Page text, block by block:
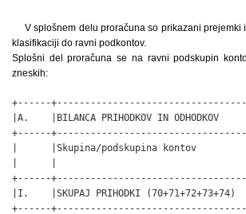
V splošnem delu proračuna so prikazani prejemki
klasifikaciji do ravni podkontov.
Splošni del proračuna se na ravni podskupin
zneskih:
+------
|A.    |BILANCA PRIHODKOV IN
+------
|      |Skupina/podskupina kontov
|      |
+------
|I.    |SKUPAJ PRIHODKI
+------